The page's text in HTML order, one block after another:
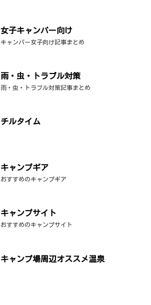
女子キャンパー向け
キャンパー女子向け記事まとめ
雨・虫・トラブル対策
雨・虫・トラブル対策記事まとめ
チルタイム
キャンプギア
おすすめのキャンプギア
キャンプサイト
おすすめのキャンプサイト
キャンプ場周辺オススメ温泉